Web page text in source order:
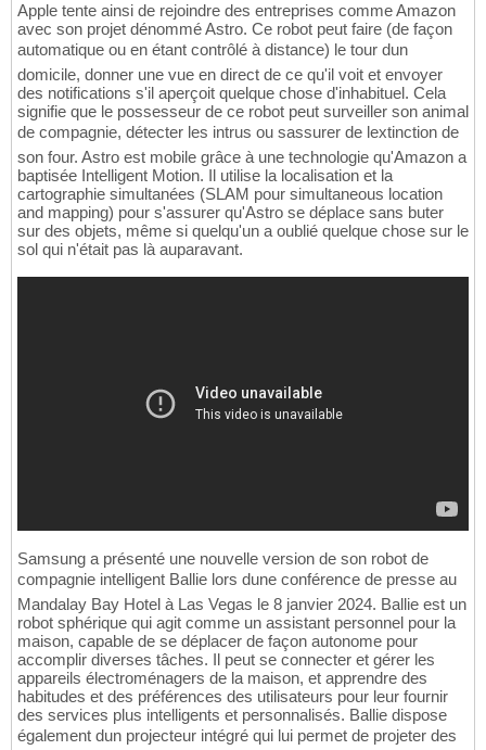
Apple tente ainsi de rejoindre des entreprises comme Amazon
avec son projet dénommé Astro. Ce robot peut faire (de façon
automatique ou en étant contrôlé à distance) le tour dun
domicile, donner une vue en direct de ce qu'il voit et envoyer
des notifications s'il aperçoit quelque chose d'inhabituel. Cela
signifie que le possesseur de ce robot peut surveiller son animal
de compagnie, détecter les intrus ou sassurer de lextinction de
son four. Astro est mobile grâce à une technologie qu'Amazon a
baptisée Intelligent Motion. Il utilise la localisation et la
cartographie simultanées (SLAM pour simultaneous location
and mapping) pour s'assurer qu'Astro se déplace sans buter
sur des objets, même si quelqu'un a oublié quelque chose sur le
sol qui n'était pas là auparavant.
Samsung a présenté une nouvelle version de son robot de
compagnie intelligent Ballie lors dune conférence de presse au
Mandalay Bay Hotel à Las Vegas le 8 janvier 2024. Ballie est un
robot sphérique qui agit comme un assistant personnel pour la
maison, capable de se déplacer de façon autonome pour
accomplir diverses tâches. Il peut se connecter et gérer les
appareils électroménagers de la maison, et apprendre des
habitudes et des préférences des utilisateurs pour leur fournir
des services plus intelligents et personnalisés. Ballie dispose
également dun projecteur intégré qui lui permet de projeter des